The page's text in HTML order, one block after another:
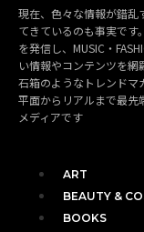
現在、色々な情報が錯乱
てきているのも事実で
を発信し、MUSIC・
い情報やコンテンツを網
石箱のようなトレンドマ
平面からリアルまで最先
メディアです
ART
BEAUTY &
BOOKS